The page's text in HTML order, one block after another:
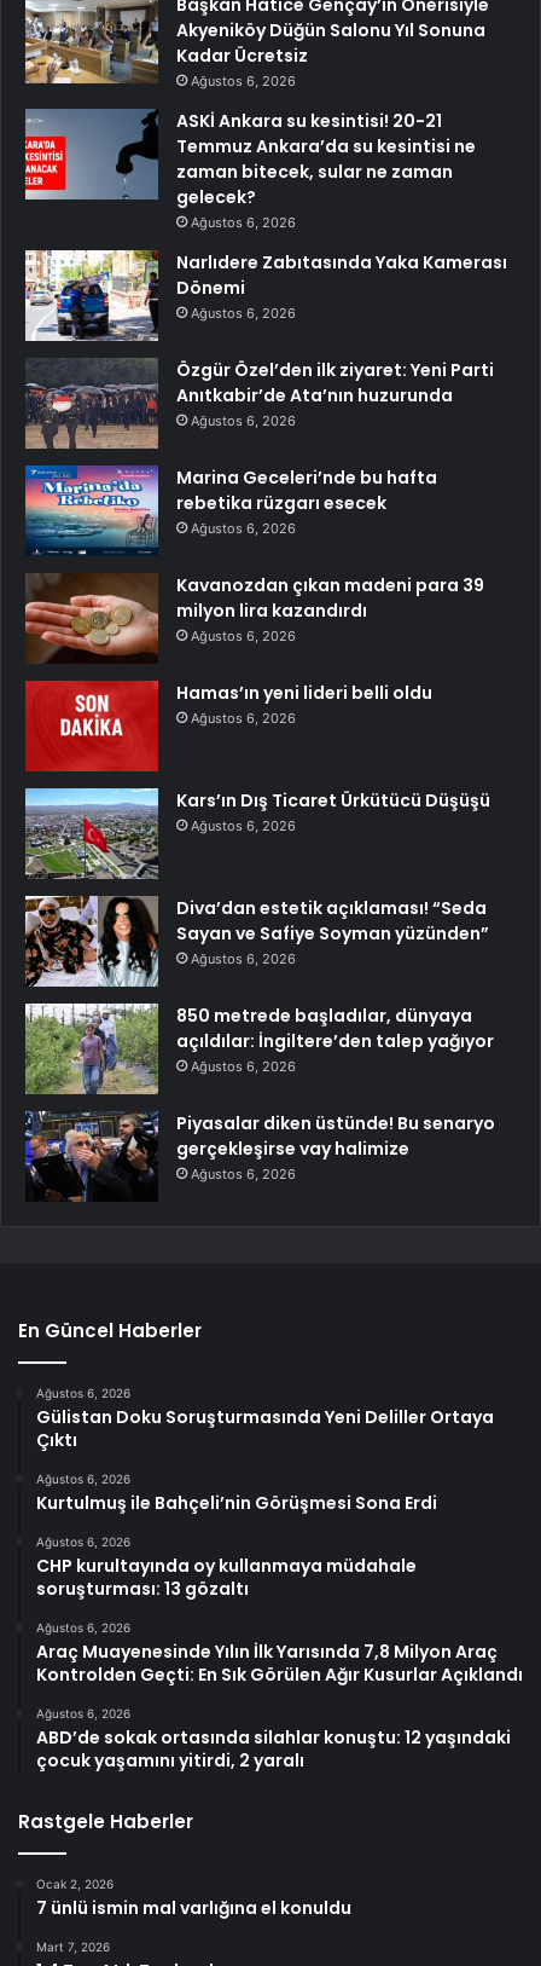
Akyeniköy Düğün Salonu Yıl Sonuna
Kadar Ücretsiz
Ağustos 6, 2026
ASKİ Ankara su kesintisi! 20-21
Temmuz Ankara’da su kesintisi ne
zaman bitecek, sular ne zaman
gelecek?
Ağustos 6, 2026
Narlıdere Zabıtasında Yaka Kamerası
Dönemi
Ağustos 6, 2026
Özgür Özel’den ilk ziyaret: Yeni Parti
Anıtkabir’de Ata’nın huzurunda
Ağustos 6, 2026
Marina Geceleri’nde bu hafta
rebetika rüzgarı esecek
Ağustos 6, 2026
Kavanozdan çıkan madeni para 39
milyon lira kazandırdı
Ağustos 6, 2026
Hamas’ın yeni lideri belli oldu
Ağustos 6, 2026
Kars’ın Dış Ticaret Ürkütücü Düşüşü
Ağustos 6, 2026
Diva’dan estetik açıklaması! “Seda
Sayan ve Safiye Soyman yüzünden”
Ağustos 6, 2026
850 metrede başladılar, dünyaya
açıldılar: İngiltere’den talep yağıyor
Ağustos 6, 2026
Piyasalar diken üstünde! Bu senaryo
gerçekleşirse vay halimize
Ağustos 6, 2026
En Güncel Haberler
Ağustos 6, 2026
Gülistan Doku Soruşturmasında Yeni Deliller Ortaya
Çıktı
Ağustos 6, 2026
Kurtulmuş ile Bahçeli’nin Görüşmesi Sona Erdi
Ağustos 6, 2026
CHP kurultayında oy kullanmaya müdahale
soruşturması: 13 gözaltı
Ağustos 6, 2026
Araç Muayenesinde Yılın İlk Yarısında 7,8 Milyon Araç
Kontrolden Geçti: En Sık Görülen Ağır Kusurlar Açıklandı
Ağustos 6, 2026
ABD’de sokak ortasında silahlar konuştu: 12 yaşındaki
çocuk yaşamını yitirdi, 2 yaralı
Rastgele Haberler
Ocak 2, 2026
7 ünlü ismin mal varlığına el konuldu
Mart 7, 2026